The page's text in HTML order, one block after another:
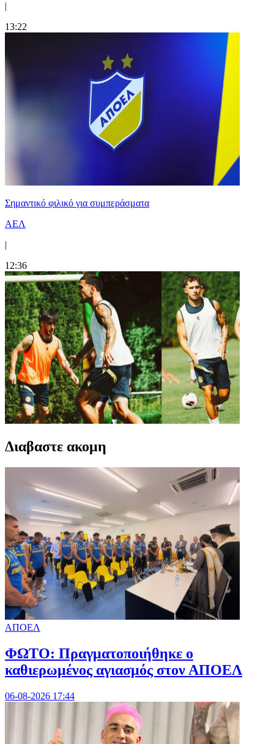
|
13:22
Σημαντικό φιλικό για συμπεράσματα
ΑΕΛ
|
12:36
Διαβαστε ακομη
ΑΠΟΕΛ
ΦΩΤΟ: Πραγματοποιήθηκε ο
καθιερωμένος αγιασμός στον ΑΠΟΕΛ
06-08-2026 17:44